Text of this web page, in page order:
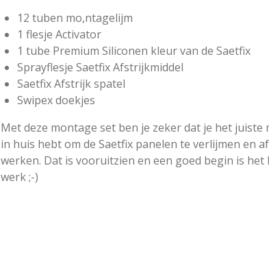
12 tuben mo,ntagelijm
1 flesje Activator
1 tube Premium Siliconen kleur van de Saetfix
Sprayflesje Saetfix Afstrijkmiddel
Saetfix Afstrijk spatel
Swipex doekjes
Met deze montage set ben je zeker dat je het juiste
in huis hebt om de Saetfix panelen te verlijmen en
werken. Dat is vooruitzien en een goed begin is het
werk ;-)